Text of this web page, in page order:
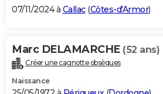
07/11/2024 à Callac(Côtes-d'Armor)
Marc DELAMARCHE (52 ans)
Créer une cagnotte obsèques
Naissance